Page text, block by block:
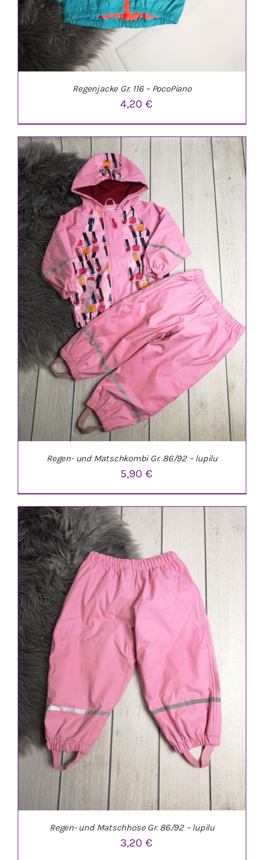
IN DEN WARENKORB / DETAILS
Regenjacke Gr. 116 – PocoPiano
4,20€
IN DEN WARENKORB /
Regen- und Matschkombi Gr. 86/92 – lupilu
5,90€
Regen- und Matschhose Gr. 86/92 – lupilu
3,20€